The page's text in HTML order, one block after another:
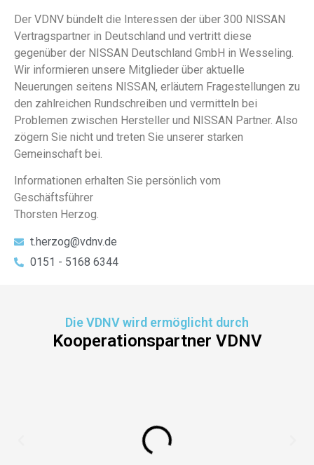
Der VDNV bündelt die Interessen der über 300 NISSAN
Vertragspartner in Deutschland und vertritt diese
gegenüber der NISSAN Deutschland GmbH in Wesseling.
Wir informieren unsere Mitglieder über aktuelle
Neuerungen seitens NISSAN, erläutern Fragestellungen zu
den zahlreichen Rundschreiben und vermitteln bei
Problemen zwischen Hersteller und NISSAN Partner. Also
zögern Sie nicht und treten Sie unserer starken
Gemeinschaft bei.
Informationen erhalten Sie persönlich vom
Geschäftsführer
Thorsten Herzog.
t.herzog@vdnv.de
0151 - 5168 6344
Die VDNV wird ermöglicht durch
Kooperationspartner VDNV